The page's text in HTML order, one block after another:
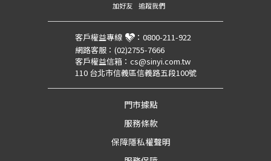
加好友 追蹤我們
客戶權益專線 ： 0800-211-922
網路客服： (02)2755-7666
客戶權益信箱： cs@sinyi.com.tw
110 台北市信義區信義路五段100號
門市據點
服務條款
保障隱私權聲明